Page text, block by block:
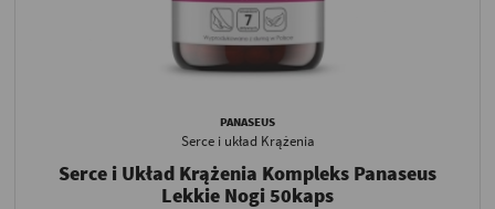
PANASEUS
Serce i układ Krążenia
Serce i Układ Krążenia Kompleks Panaseus
Lekkie Nogi 50kaps